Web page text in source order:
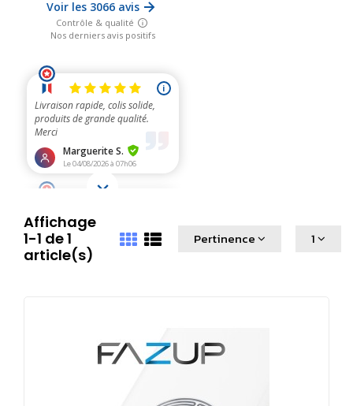
Affichage
1-1 de 1
article(s)
Pertinence 1